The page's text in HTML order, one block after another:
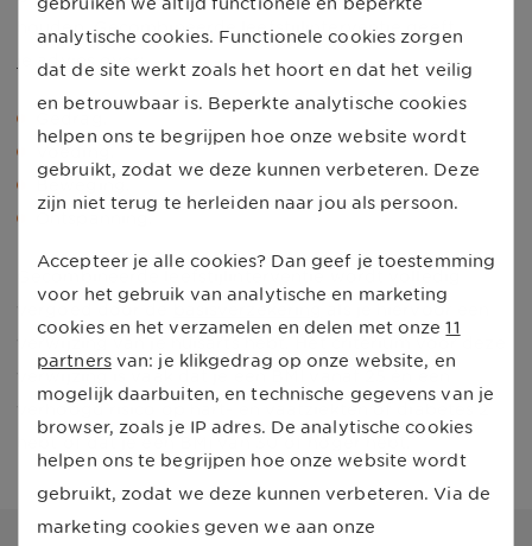
houden. Gecombineerde leefstijlinterventie geeft
je advies over:
analytische cookies. Functionele cookies zorgen
dat de site werkt zoals het hoort en dat het veilig
en betrouwbaar is. Beperkte analytische cookies
helpen ons te begrijpen hoe onze website wordt
gebruikt, zodat we deze kunnen verbeteren. Deze
zijn niet terug te herleiden naar jou als persoon.
Accepteer je alle cookies? Dan geef je toestemming
voor het gebruik van analytische en marketing
cookies en het verzamelen en delen met onze 11
partners van: je klikgedrag op onze website, en
mogelijk daarbuiten, en technische gegevens van je
browser, zoals je IP adres. De analytische cookies
helpen ons te begrijpen hoe onze website wordt
gebruikt, zodat we deze kunnen verbeteren. Via de
marketing cookies geven we aan onze